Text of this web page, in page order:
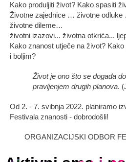
Kako produljiti život? Kako spasiti
Životne zajednice … životne
životne dileme…
životni izazovi... životna otkrića...
Kako znanost utječe na život?
i boljim?
Život je ono što se događa
pravljenjem drugih planova.
Od 2. - 7. svibnja 2022. planiramo
Festivala znanosti - dobrodošli!
ORGANIZACIJSKI ODBOR